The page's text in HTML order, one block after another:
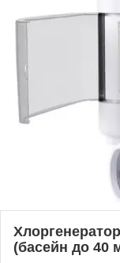
(басейн до 40